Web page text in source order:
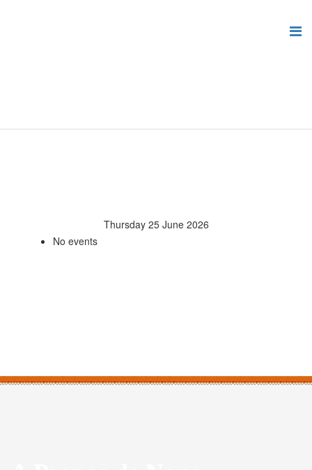
Thursday 25 June 2026
No events